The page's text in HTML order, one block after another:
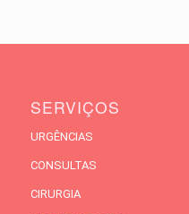
SERVIÇOS
URGÊNCIAS
CONSULTAS
CIRURGIA